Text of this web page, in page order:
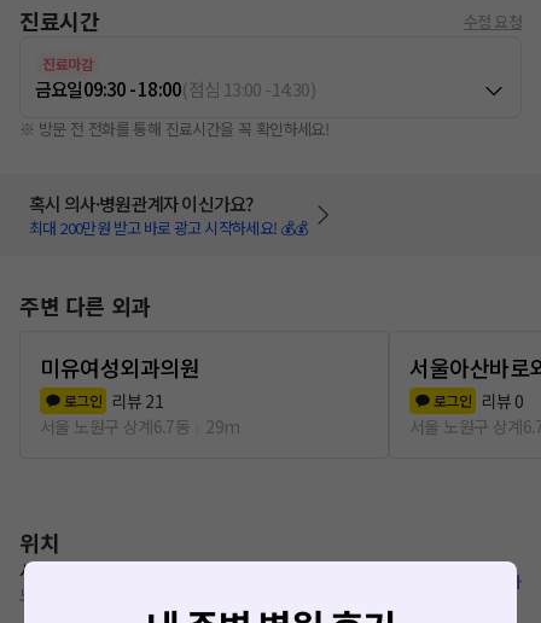
진료시간 수정 요청
진료마감
금요일09:30 - 18:00(점심 13:00-14:30)
※ 방문 전 전화를 통해 진료시간을 꼭 확인하세요!
혹시 의사·병원관계자 이신가요?
최대 200만원 받고 바로 광고 시작하세요! 💰💰
주변 다른 외과
미유여성외과의원
로그인 리뷰 21
서울 노원구 상계6.7동
29m
서울아산바로
로그인 리뷰 0
서울 노원구 상계
위치
서울특별시 노원구 동일로 1413 5층 (상계동, 남성빌딩)
노원역 8번출구 40m
복사